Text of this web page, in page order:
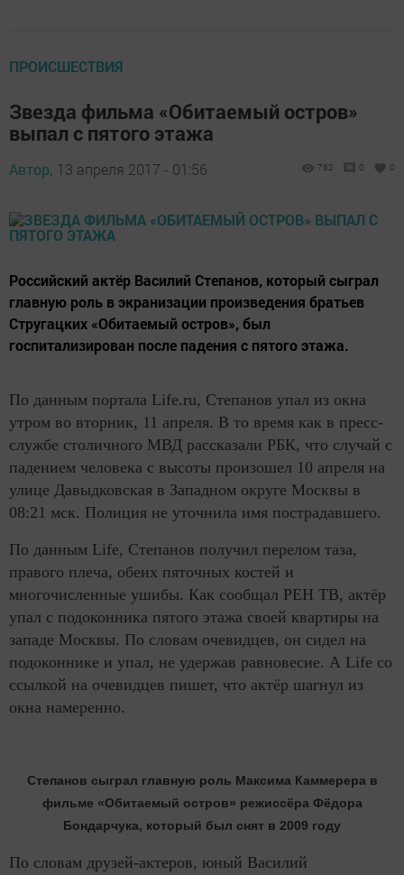
ПРОИСШЕСТВИЯ
Звезда фильма «Обитаемый остров»
выпал с пятого этажа
Автор, 13 апреля 2017 - 01:56 762 0 0
Российский актёр Василий Степанов, который сыграл
главную роль в экранизации произведения братьев
Стругацких «Обитаемый остров», был
госпитализирован после падения с пятого этажа.
По данным портала Life.ru, Степанов упал из окна
утром во вторник, 11 апреля. В то время как в пресс-
службе столичного МВД рассказали РБК, что случай с
падением человека с высоты произошел 10 апреля на
улице Давыдковская в Западном округе Москвы в
08:21 мск. Полиция не уточнила имя пострадавшего.
По данным Life, Степанов получил перелом таза,
правого плеча, обеих пяточных костей и
многочисленные ушибы. Как сообщал РЕН ТВ, актёр
упал с подоконника пятого этажа своей квартиры на
западе Москвы. По словам очевидцев, он сидел на
подоконнике и упал, не удержав равновесие. А Life со
ссылкой на очевидцев пишет, что актёр шагнул из
окна намеренно.
Степанов сыграл главную роль Максима Каммерера в
фильме «Обитаемый остров» режиссёра Фёдора
Бондарчука, который был снят в 2009 году
По словам друзей-актеров, юный Василий